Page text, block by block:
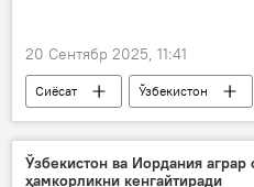
20 Сентябр 2025, 11:41
Сиёсат Ўзбекистон
дипломатик муносабатлар
Ўзбекистон ва Иордания аграр
ҳамкорликни кенгайтиради